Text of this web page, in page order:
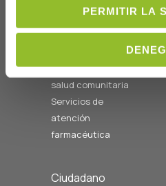
PERMITIR LA
Formación
relacionados con la
salud comunitaria
Servicios de
atención
farmacéutica
Ciudadano